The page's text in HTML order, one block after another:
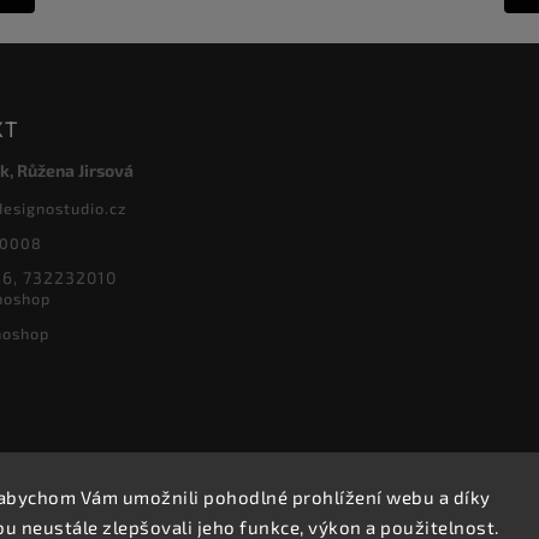
Vám umožnili pohodlné prohlížení webu a díky
neustále zlepšovali jeho funkce, výkon a použitelnost.
Růžena Jirsová
732232010
Copyright 2026Designoshop. Všechna práva vyhrazena.
Upravit nastavení cookies